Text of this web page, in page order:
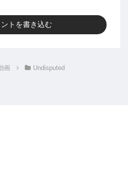
ントを書き込む
画 Undisputed